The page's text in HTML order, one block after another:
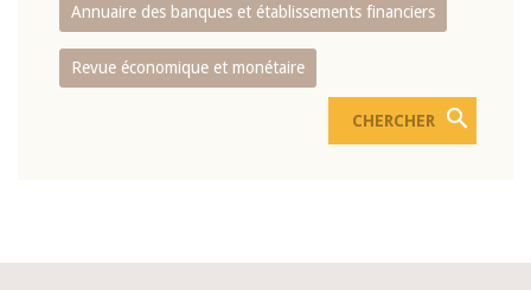
Annuaire des banques et établissements financiers
Revue économique et monétaire